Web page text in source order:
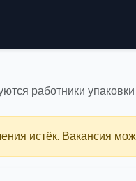
работники
истёк. Вакансия